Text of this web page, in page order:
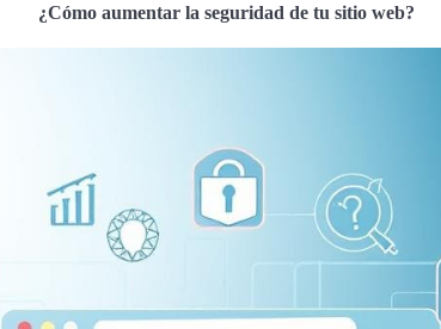
¿Cómo aumentar la seguridad de tu sitio web?